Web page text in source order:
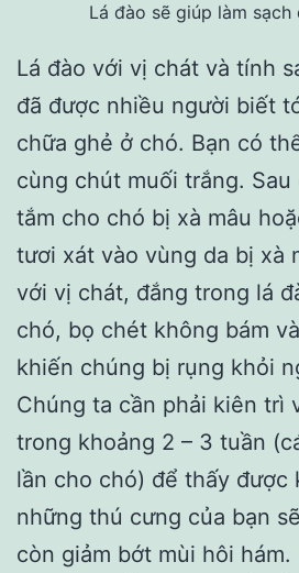
Lá đào sẽ giúp làm sạch
Lá đào với vị chát và tính
đã được nhiều người biết
chữa ghẻ ở chó. Bạn có
cùng chút muối trắng.
tắm cho chó bị xà mâu
tươi xát vào vùng da bị xà
với vị chát, đắng trong lá
chó, bọ chét không bám
khiến chúng bị rụng khỏi
Chúng ta cần phải kiên trì
trong khoảng 2 – 3 tuần
lần cho chó) để thấy được
những thú cưng của bạn
còn giảm bớt mùi hôi hám.